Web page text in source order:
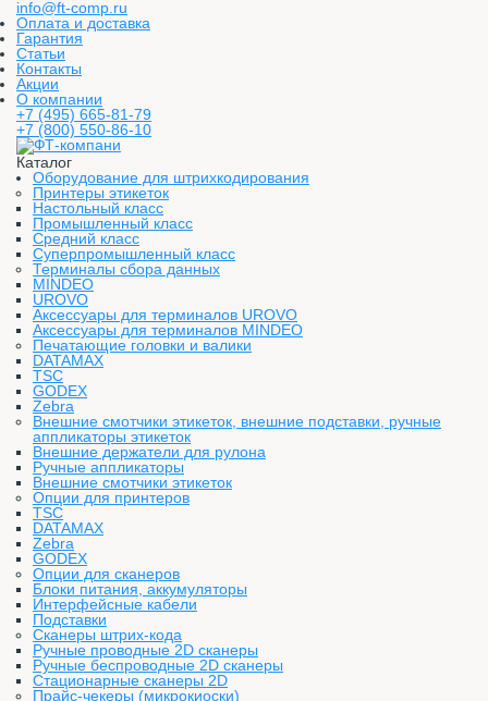
info@ft-comp.ru
Оплата и доставка
Гарантия
Статьи
Контакты
Акции
О компании
+7 (495) 665-81-79
+7 (800) 550-86-10
Каталог
Оборудование для штрихкодирования
Принтеры этикеток
Настольный класс
Промышленный класс
Средний класс
Суперпромышленный класс
Терминалы сбора данных
MINDEO
UROVO
Аксессуары для терминалов UROVO
Аксессуары для терминалов MINDEO
Печатающие головки и валики
DATAMAX
TSC
GODEX
Zebra
Внешние смотчики этикеток, внешние подставки, ручные
аппликаторы этикеток
Внешние держатели для рулона
Ручные аппликаторы
Внешние смотчики этикеток
Опции для принтеров
TSC
DATAMAX
Zebra
GODEX
Опции для сканеров
Блоки питания, аккумуляторы
Интерфейсные кабели
Подставки
Сканеры штрих-кода
Ручные проводные 2D сканеры
Ручные беспроводные 2D сканеры
Стационарные сканеры 2D
Прайс-чекеры (микрокиоски)